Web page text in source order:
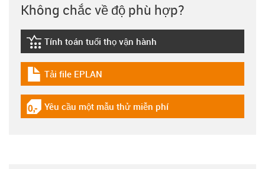
Không chắc về độ phù hợp?
igus-icon-lebensdauerrechner
Tính toán tuổi thọ vận hành
igus-icon-download-plan
Tải file EPLAN
igus-icon-gratismuster
Yêu cầu một mẫu thử miễn phí